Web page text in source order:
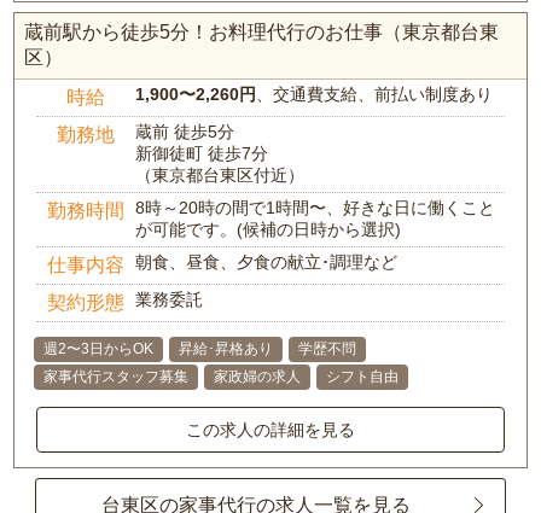
蔵前駅から徒歩5分！お料理代行のお仕事（東京都台東
区）
時給 1,900〜2,260円 、交通費支給、前払い制度あり
勤務地
蔵前 徒歩5分
新御徒町 徒歩7分
（東京都台東区付近）
勤務時間
8時～20時の間で1時間〜、好きな日に働くこと
が可能です。(候補の日時から選択)
仕事内容 朝食、昼食、夕食の献立･調理など
契約形態 業務委託
週2〜3日からOK 昇給･昇格あり
学歴不問
家事代行スタッフ募集
家政婦の求人 シフト自由
この求人の詳細を見る
台東区の家事代行の求人一覧を見る